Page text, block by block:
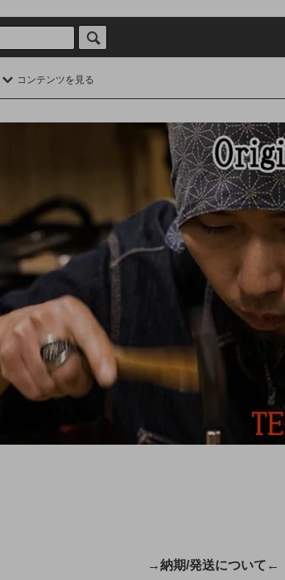
コンテンツを見る
→納期/発送について←